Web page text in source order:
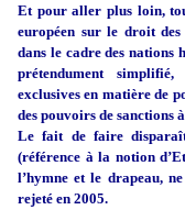
Et pour aller plus loin,
européen sur le droit des
dans le cadre des nations
prétendument
exclusives en matière de
des pouvoirs de sanctions
Le fait de faire
(référence à la notion
l’hymne et le drapeau,
rejeté en 2005.